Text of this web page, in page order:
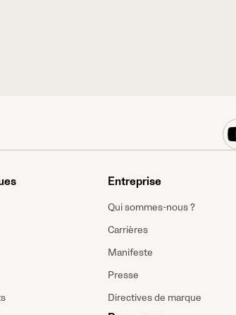
Entreprise
Qui sommes-nous ?
Carrières
Manifeste
Presse
Directives de marque